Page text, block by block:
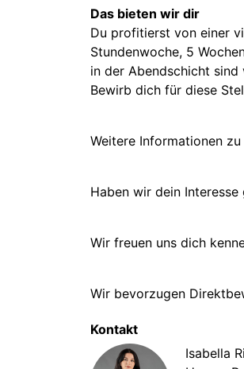
Das bieten wir dir
Du profitierst von einer
Stundenwoche, 5
in der Abendschicht sind
Bewirb dich für diese
Weitere Informationen
Haben wir dein
Wir freuen uns dich
Wir bevorzugen
Kontakt
Isabella